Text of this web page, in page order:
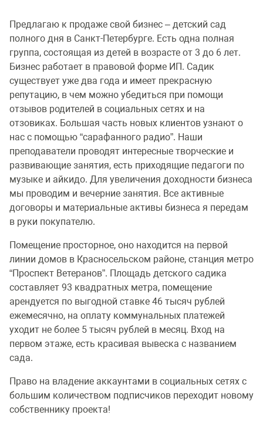
Предлагаю к продаже свой бизнес – детский сад
полного дня в Санкт-Петербурге. Есть одна полная
группа, состоящая из детей в возрасте от 3 до 6 лет.
Бизнес работает в правовой форме ИП. Садик
существует уже два года и имеет прекрасную
репутацию, в чем можно убедиться при помощи
отзывов родителей в социальных сетях и на
отзовиках. Большая часть новых клиентов узнают о
нас с помощью “сарафанного радио”. Наши
преподаватели проводят интересные творческие и
развивающие занятия, есть приходящие педагоги по
музыке и айкидо. Для увеличения доходности бизнеса
мы проводим и вечерние занятия. Все активные
договоры и материальные активы бизнеса я передам
в руки покупателю.
Помещение просторное, оно находится на первой
линии домов в Красносельском районе, станция метро
“Проспект Ветеранов”. Площадь детского садика
составляет 93 квадратных метра, помещение
арендуется по выгодной ставке 46 тысяч рублей
ежемесячно, на оплату коммунальных платежей
уходит не более 5 тысяч рублей в месяц. Вход на
первом этаже, есть красивая вывеска с названием
сада.
Право на владение аккаунтами в социальных сетях с
большим количеством подписчиков переходит новому
собственнику проекта!